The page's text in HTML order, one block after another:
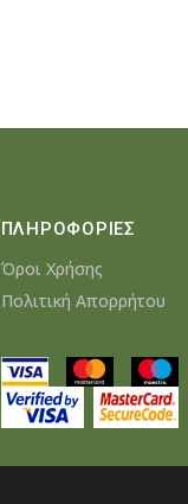
ΠΛΗΡΟΦΟΡΙΕΣ
Όροι Χρήσης
Πολιτική Απορρήτου